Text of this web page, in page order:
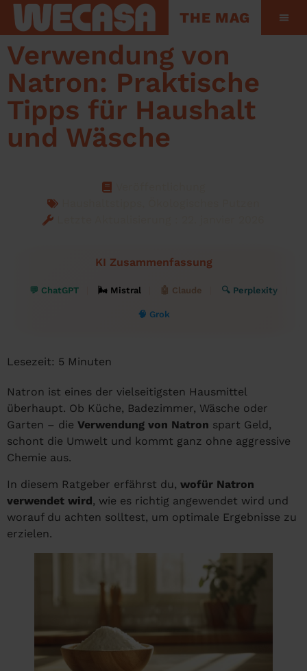
THE MAG
Verwendung von
Natron: Praktische
Tipps für Haushalt
und Wäsche
KI Zusammenfassung
💬 ChatGPT 🌬 Mistral 🤖 Claude 🔍 Perplexity
🧠 Grok
Lesezeit: 5 Minuten
Natron ist eines der vielseitigsten Hausmittel
überhaupt. Ob Küche, Badezimmer, Wäsche oder
Garten – die Verwendung von Natron spart Geld,
schont die Umwelt und kommt ganz ohne aggressive
Chemie aus.
In diesem Ratgeber erfährst du, wofür Natron
verwendet wird, wie es richtig angewendet wird und
worauf du achten solltest, um optimale Ergebnisse zu
erzielen.